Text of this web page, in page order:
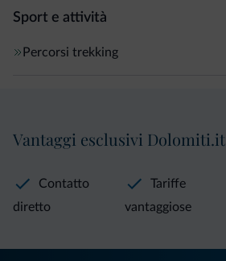
Sport e attività
Percorsi trekking
Vantaggi esclusivi Dolomiti.it
Contatto
diretto
Tariffe
vantaggiose